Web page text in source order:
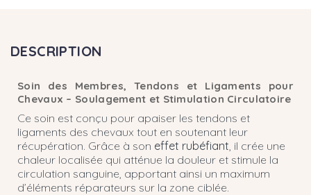
DESCRIPTION
Soin des Membres, Tendons et Ligaments pour
Chevaux – Soulagement et Stimulation Circulatoire
Ce soin est conçu pour apaiser les tendons et
ligaments des chevaux tout en soutenant leur
récupération. Grâce à son effet rubéfiant , il crée une
chaleur localisée qui atténue la douleur et stimule la
circulation sanguine, apportant ainsi un maximum
d’éléments réparateurs sur la zone ciblée.